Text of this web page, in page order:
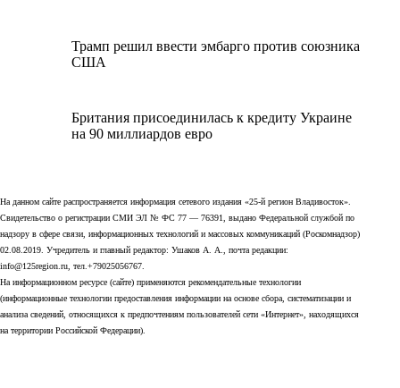
Трамп решил ввести эмбарго против союзника
США
Британия присоединилась к кредиту Украине
на 90 миллиардов евро
На данном сайте распространяется информация сетевого издания «25-й регион Владивосток».
Свидетельство о регистрации СМИ ЭЛ № ФС 77 — 76391, выдано Федеральной службой по
надзору в сфере связи, информационных технологий и массовых коммуникаций (Роскомнадзор)
02.08.2019. Учредитель и главный редактор: Ушаков А. А., почта редакции:
info@125region.ru, тел.+79025056767.
На информационном ресурсе (сайте) применяются рекомендательные технологии
(информационные технологии предоставления информации на основе сбора, систематизации и
анализа сведений, относящихся к предпочтениям пользователей сети «Интернет», находящихся
на территории Российской Федерации).